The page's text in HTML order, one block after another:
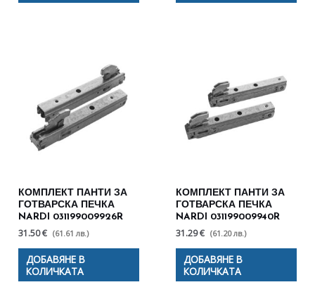
КОМПЛЕКТ ПАНТИ ЗА
ГОТВАРСКА ПЕЧКА
NARDI 031199009926R
31.50 € (61.61 лв.)
ДОБАВЯНЕ В
КОЛИЧКАТА
КОМПЛЕКТ ПАНТИ ЗА
ГОТВАРСКА ПЕЧКА
NARDI 031199009940R
31.29 € (61.20 лв.)
ДОБАВЯНЕ В
КОЛИЧКАТА